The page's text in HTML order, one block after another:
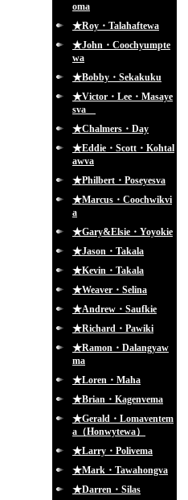
oma
★Roy・Talahaftewa
★John・Coochyumpte
wa
★Bobby・Sekakuku
★Victor・Lee・Masaye
sva
★Chalmers・Day
★Eddie・Scott・Kohtal
awva
★Philbert・Poseyesva
★Marcus・Coochwikvi
a
★Gary&Elsie・Yoyokie
★Jason・Takala
★Kevin・Takala
★Weaver・Selina
★Andrew・Saufkie
★Richard・Pawiki
★Ramon・Dalangyaw
ma
★Loren・Maha
★Brian・Kagenvema
★Gerald・Lomaventem
a（Honwytewa）
★Larry・Polivema
★Mark・Tawahongva
★Darren・Silas